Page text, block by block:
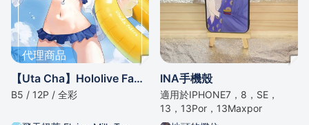
代理商品
【Uta Cha】Hololive Fanart
B5 / 12P / 全彩
INA手機殼
適用於IPHONE7，8，SE，
13，13Por，13Maxpor